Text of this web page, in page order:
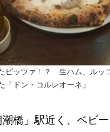
ピッツァ！？ 生ハム、ルッ
「ドン・コルレオーネ」
橋」駅近く、ベビー